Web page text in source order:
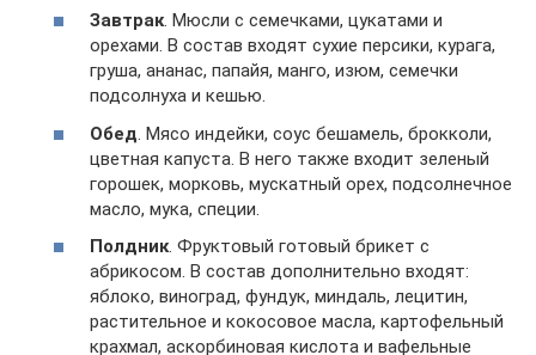
Завтрак. Мюсли с семечками, цукатами и
орехами. В состав входят сухие персики, курага,
груша, ананас, папайя, манго, изюм, семечки
подсолнуха и кешью.
Обед. Мясо индейки, соус бешамель, брокколи,
цветная капуста. В него также входит зеленый
горошек, морковь, мускатный орех, подсолнечное
масло, мука, специи.
Полдник. Фруктовый готовый брикет с
абрикосом. В состав дополнительно входят:
яблоко, виноград, фундук, миндаль, лецитин,
растительное и кокосовое масла, картофельный
крахмал, аскорбиновая кислота и вафельные